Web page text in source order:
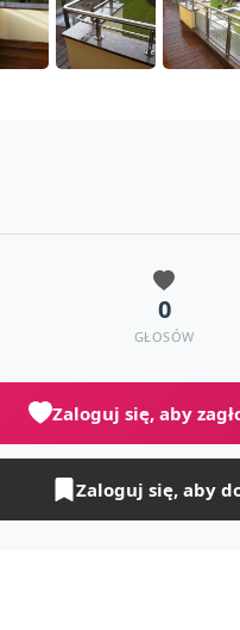
0
GŁOSÓW
Zaloguj się, aby
Zaloguj się, aby